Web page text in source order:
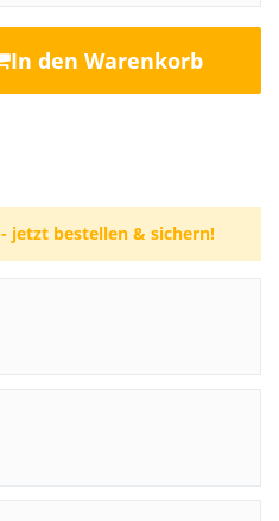
In den Warenkorb
- jetzt bestellen & sichern!